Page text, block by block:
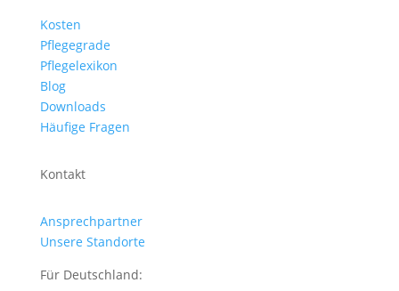
Kosten
Pflegegrade
Pflegelexikon
Blog
Downloads
Häufige Fragen
Kontakt
Ansprechpartner
Unsere Standorte
Für Deutschland: